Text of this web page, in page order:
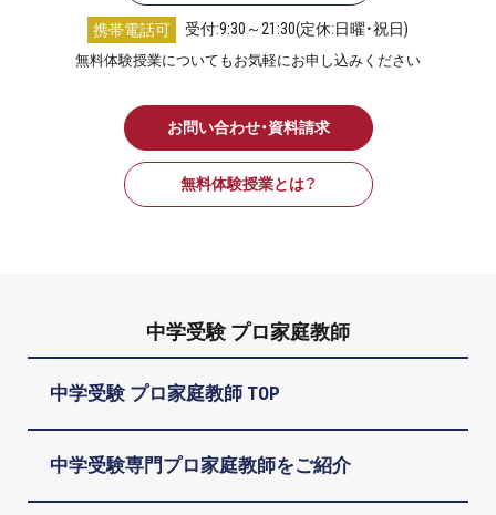
携帯電話可 受付:9:30～21:30(定休:日曜・祝日)
無料体験授業についてもお気軽にお申し込みください
お問い合わせ・資料請求
無料体験授業とは？
中学受験 プロ家庭教師
中学受験 プロ家庭教師 TOP
中学受験専門プロ家庭教師をご紹介